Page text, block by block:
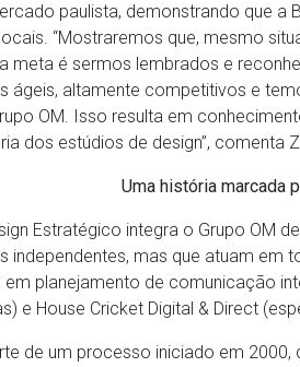
paulista, demonstrando que
“Mostraremos que, mesmo
meta é sermos lembrados e
ágeis, altamente competitivos e
OM. Isso resulta em
dos estúdios de design”, comenta
Uma história marcada
Estratégico integra o Grupo OM
independentes, mas que atuam em
em planejamento de comunicação
e House Cricket Digital & Direct
de um processo iniciado em